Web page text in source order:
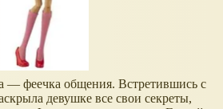
феечка общения. Встретившись с
девушке все свои секреты,